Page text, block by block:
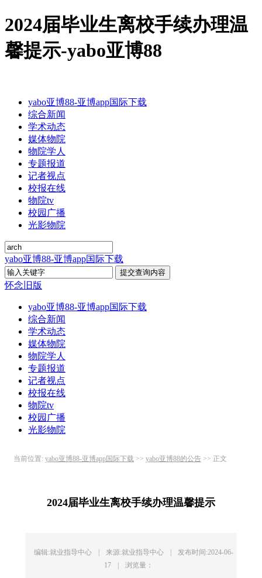
2024届毕业生离校手续办理温
馨提示-yabo亚博88
yabo亚博88-亚博app国际下载
综合新闻
学术动态
媒体物院
物院学人
专题报道
记者视点
校报在线
物院tv
校园广播
光影物院
yabo亚博88-亚博app国际下载
怀念旧版
yabo亚博88-亚博app国际下载
综合新闻
学术动态
媒体物院
物院学人
专题报道
记者视点
校报在线
物院tv
校园广播
光影物院
当前位置: yabo亚博88-亚博app国际下载 >> yabo亚博88的公告 >> 正文
2024届毕业生离校手续办理温馨提示
编辑:就业指导中心 | 来源:就业指导中心 |
发布时间:2024-06-
17
| 浏览量：